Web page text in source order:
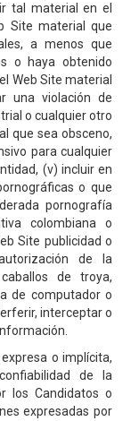
tal material en el
Site material que
a menos que
o haya obtenido
Web Site material
una violación de
o cualquier otro
que sea obsceno,
para cualquier
(v) incluir en
o que
pornografía
colombiana o
Site publicidad o
de la
de troya,
de computador o
interceptar o
o implícita,
de la
los Candidatos o
expresadas por